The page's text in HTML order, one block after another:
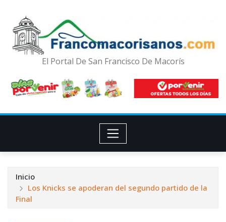
El Portal De San Francisco De Macorís
Inicio
Los Knicks se apoderan del segundo partido de la
Final